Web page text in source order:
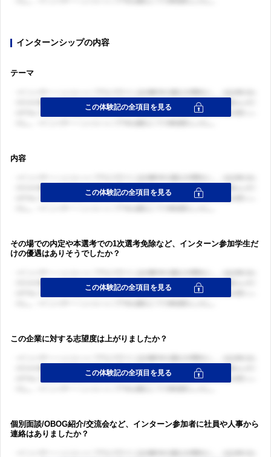
インターンシップの内容
テーマ
内容
その場での内定や本選考での1次選考免除など、インターン参加学生だ
けの優遇はありそうでしたか？
この企業に対する志望度は上がりましたか？
個別面談/OBOG紹介/交流会など、インターン参加者に社員や人事から
連絡はありましたか？